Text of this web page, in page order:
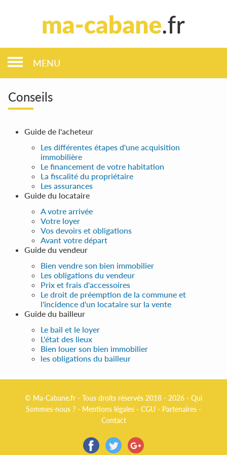
MENU
Conseils
Guide de l'acheteur
Les différentes étapes d'une acquisition
immobilière
Le financement de votre habitation
La fiscalité du propriétaire
Les assurances
Guide du locataire
A votre arrivée
Votre loyer
Vos devoirs et obligations
Avant votre départ
Guide du vendeur
Bien vendre son bien immobilier
Les obligations du vendeur
Prix et frais d'accessoires
Le droit de préemption de la commune et
l'incidence d'un locataire sur la vente
Guide du bailleur
Le bail et le loyer
L'état des lieux
Bien louer son bien immobilier
les obligations du bailleur
© Ma-Cabane.fr - Tous droits réservés 2018 - 2026 - Qui
Sommes-nous ? - Mentions légales - CGU - Partenaires -
Contact